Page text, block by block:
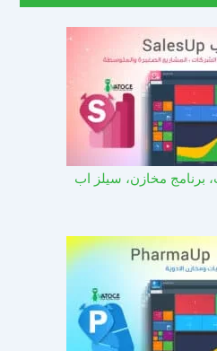
برنامج مخازن، سيلز اب